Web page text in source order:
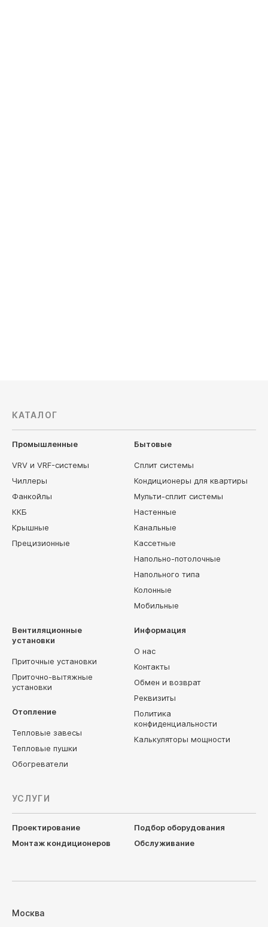
КАТАЛОГ
Промышленные
VRV и VRF-системы
Чиллеры
Фанкойлы
ККБ
Крышные
Прецизионные
Бытовые
Сплит системы
Кондиционеры для квартиры
Мульти-сплит системы
Настенные
Канальные
Кассетные
Напольно-потолочные
Напольного типа
Колонные
Мобильные
Вентиляционные
установки
Приточные установки
Приточно-вытяжные
установки
Отопление
Тепловые завесы
Тепловые пушки
Обогреватели
Информация
О нас
Контакты
Обмен и возврат
Реквизиты
Политика
конфиденциальности
Калькуляторы мощности
УСЛУГИ
Проектирование
Подбор оборудования
Монтаж кондиционеров
Обслуживание
Москва